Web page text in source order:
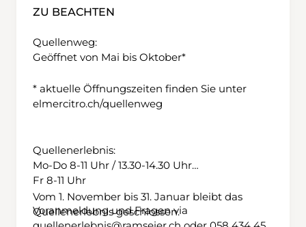
ZU BEACHTEN
Quellenweg:
Geöffnet von Mai bis Oktober*
* aktuelle Öffnungszeiten finden Sie unter
elmercitro.ch/quellenweg
Quellenerlebnis:
Mo-Do 8-11 Uhr / 13.30-14.30 Uhr
Fr 8-11 Uhr
Voranmeldung und Fragen via
Vom 1. November bis 31. Januar bleibt das
Quellenerlebnis geschlossen.